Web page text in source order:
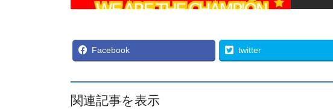
Facebook twitter
関連記事を表示